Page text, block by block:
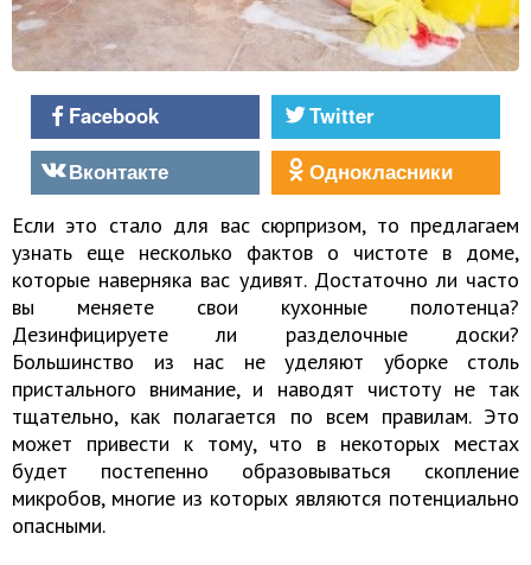
Facebook
Twitter
Вконтакте
Однокласники
Если это стало для вас сюрпризом, то предлагаем
узнать еще несколько фактов о чистоте в доме,
которые наверняка вас удивят. Достаточно ли часто
вы меняете свои кухонные полотенца?
Дезинфицируете ли разделочные доски?
Большинство из нас не уделяют уборке столь
пристального внимание, и наводят чистоту не так
тщательно, как полагается по всем правилам. Это
может привести к тому, что в некоторых местах
будет постепенно образовываться скопление
микробов, многие из которых являются потенциально
опасными.